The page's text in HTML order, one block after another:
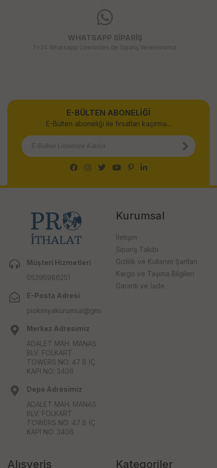
WHATSAPP SİPARİŞ
7x24 Whatsapp Üzerinden de Sipariş Verebilirsiniz.
E-BÜLTEN ABONELİĞİ
E-Bülten aboneliği ile fırsatları kaçırma...
Müşteri Hizmetleri
05395986251
E-Posta Adresi
piokimyakurumsal@gmail.com
Merkez Adresimiz
ADALET MAH. MANAS
BLV. FOLKART
TOWERS NO: 47 B İÇ
KAPI NO: 3406
Depo Adresimiz
ADALET MAH. MANAS
BLV. FOLKART
TOWERS NO: 47 B İÇ
KAPI NO: 3406
Kurumsal
İletişim
Sipariş Takibi
Gizlilik ve Kullanım Şartları
Kargo ve Taşıma Bilgileri
Garanti ve İade
Alışveriş Kategoriler